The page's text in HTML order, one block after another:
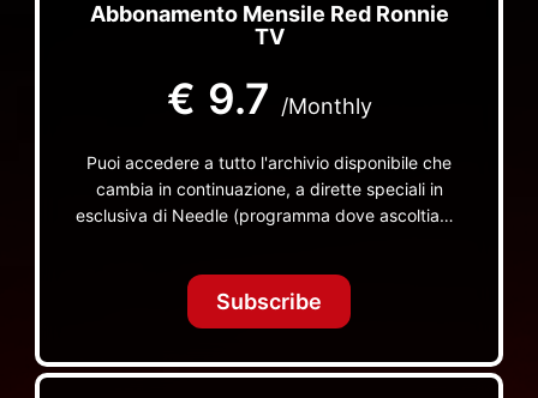
Abbonamento Mensile Red Ronnie
TV
€ 9.7 /Monthly
Puoi accedere a tutto l'archivio disponibile che
cambia in continuazione, a dirette speciali in
esclusiva di Needle (programma dove ascoltiamo
TV non visibili da nessuna altra parte
Subscribe